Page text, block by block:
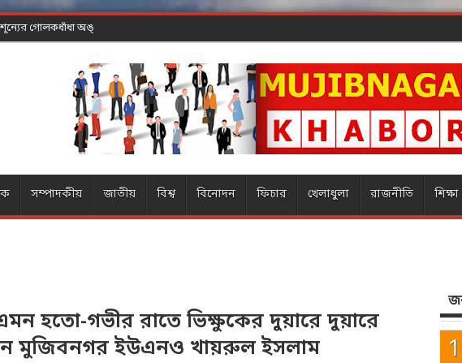
শূন্যের গোলকধাঁধা অঙ্ক করার ম্যাজিক
সম্পাদকীয় জাতীয় বিশ্ব বিনোদন ফিচার খেলাধুলা রাজনীতি শিক্ষা
হতো-গভীর রাতে ভিক্ষুকের দুয়ারে দুয়ারে
মুজিবনগর ইউএনও খায়রুল ইসলাম